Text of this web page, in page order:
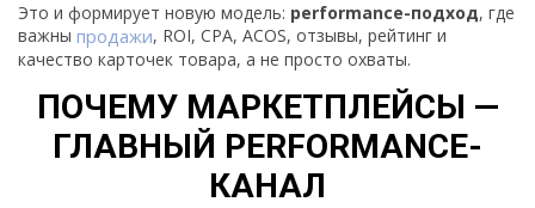
Это и формирует новую модель: performance-подход, где
важны продажи, ROI, CPA, ACOS, отзывы, рейтинг и
качество карточек товара, а не просто охваты.
ПОЧЕМУ МАРКЕТПЛЕЙСЫ —
ГЛАВНЫЙ PERFORMANCE-
КАНАЛ